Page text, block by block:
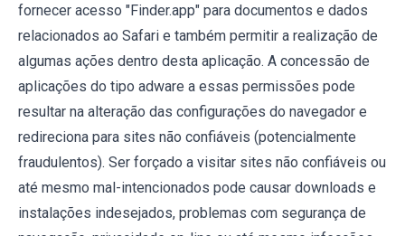
fornecer acesso "Finder.app" para documentos e dados
relacionados ao Safari e também permitir a realização de
algumas ações dentro desta aplicação. A concessão de
aplicações do tipo adware a essas permissões pode
resultar na alteração das configurações do navegador e
redireciona para sites não confiáveis (potencialmente
fraudulentos). Ser forçado a visitar sites não confiáveis ou
até mesmo mal-intencionados pode causar downloads e
instalações indesejados, problemas com segurança de